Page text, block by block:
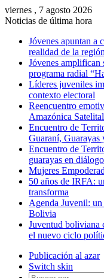
viernes , 7 agosto 2026
Noticias de última hora
Jóvenes apuntan a
realidad de la región
Jóvenes amplifican
programa radial
Líderes juveniles
contexto electoral
Reencuentro
Amazónica Satelital
Encuentro de
Guaraní, Guarayas
Encuentro de
guarayas en
Mujeres
50 años de IRFA:
transforma
Agenda Juvenil:
Bolivia
Juventud boliviana
el nuevo ciclo
Publicación al azar
Switch skin